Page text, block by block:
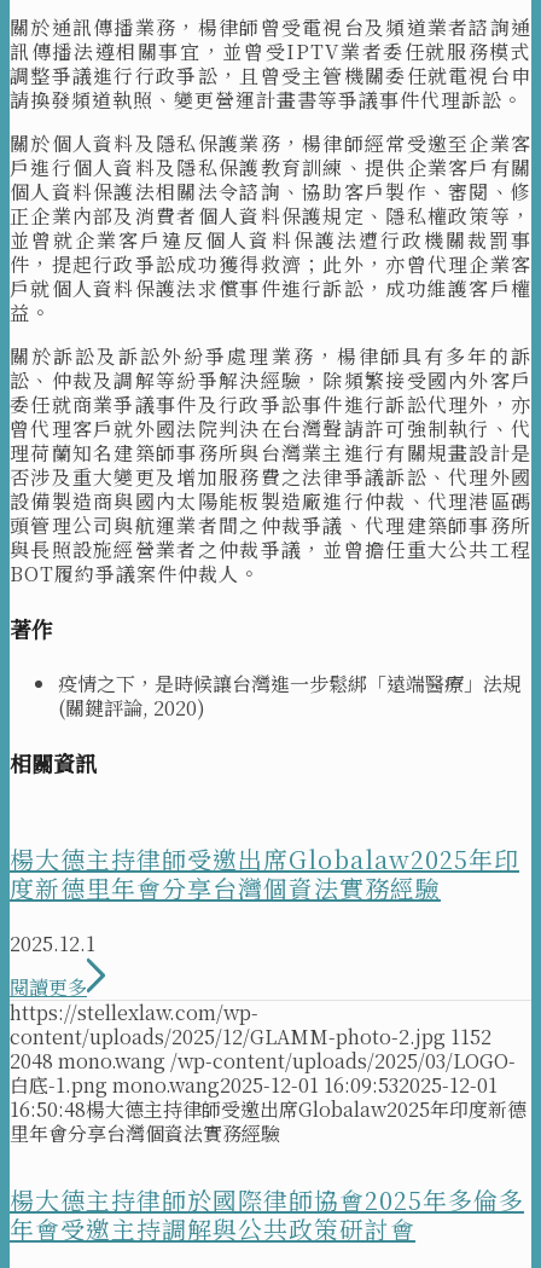
關於通訊傳播業務，楊律師曾受電視台及頻道業者諮詢通
訊傳播法遵相關事宜，並曾受IPTV業者委任就服務模式
調整爭議進行行政爭訟，且曾受主管機關委任就電視台申
請換發頻道執照、變更營運計畫書等爭議事件代理訴訟。
關於個人資料及隱私保護業務，楊律師經常受邀至企業客
戶進行個人資料及隱私保護教育訓練、提供企業客戶有關
個人資料保護法相關法令諮詢、協助客戶製作、審閱、修
正企業內部及消費者個人資料保護規定、隱私權政策等，
並曾就企業客戶違反個人資料保護法遭行政機關裁罰事
件，提起行政爭訟成功獲得救濟；此外，亦曾代理企業客
戶就個人資料保護法求償事件進行訴訟，成功維護客戶權
益。
關於訴訟及訴訟外紛爭處理業務，楊律師具有多年的訴
訟、仲裁及調解等紛爭解決經驗，除頻繁接受國內外客戶
委任就商業爭議事件及行政爭訟事件進行訴訟代理外，亦
曾代理客戶就外國法院判決在台灣聲請許可強制執行、代
理荷蘭知名建築師事務所與台灣業主進行有關規畫設計是
否涉及重大變更及增加服務費之法律爭議訴訟、代理外國
設備製造商與國內太陽能板製造廠進行仲裁、代理港區碼
頭管理公司與航運業者間之仲裁爭議、代理建築師事務所
與長照設施經營業者之仲裁爭議，並曾擔任重大公共工程
BOT履約爭議案件仲裁人。
著作
疫情之下，是時候讓台灣進一步鬆綁「遠端醫療」法規
(關鍵評論, 2020)
相關資訊
楊大德主持律師受邀出席Globalaw2025年印
度新德里年會分享台灣個資法實務經驗
2025.12.1
閱讀更多
https://stellexlaw.com/wp-
content/uploads/2025/12/GLAMM-photo-2.jpg 1152
2048 mono.wang /wp-content/uploads/2025/03/LOGO-
白底-1.png mono.wang2025-12-01 16:09:532025-12-01
16:50:48楊大德主持律師受邀出席Globalaw2025年印度新德
里年會分享台灣個資法實務經驗
楊大德主持律師於國際律師協會2025年多倫多
年會受邀主持調解與公共政策研討會